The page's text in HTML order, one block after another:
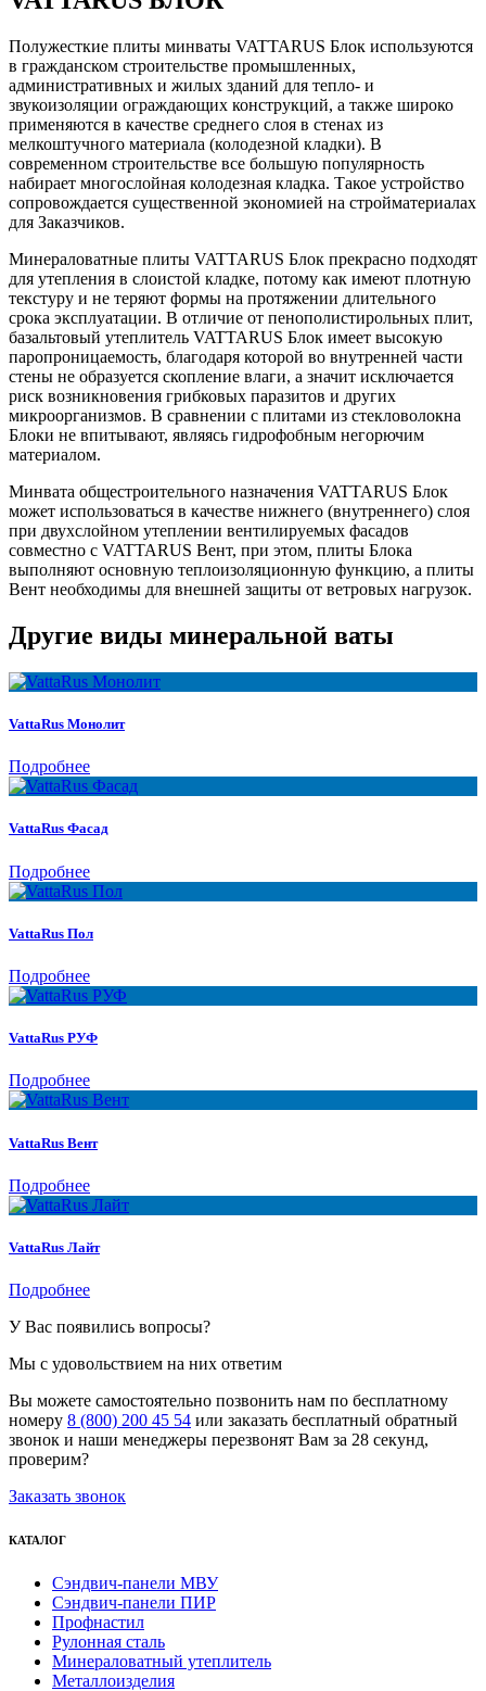
Полужесткие плиты минваты VATTARUS Блок используются
в гражданском строительстве промышленных,
административных и жилых зданий для тепло- и
звукоизоляции ограждающих конструкций, а также широко
применяются в качестве среднего слоя в стенах из
мелкоштучного материала (колодезной кладки). В
современном строительстве все большую популярность
набирает многослойная колодезная кладка. Такое устройство
сопровождается существенной экономией на стройматериалах
для Заказчиков.
Минераловатные плиты VATTARUS Блок прекрасно подходят
для утепления в слоистой кладке, потому как имеют плотную
текстуру и не теряют формы на протяжении длительного
срока эксплуатации. В отличие от пенополистирольных плит,
базальтовый утеплитель VATTARUS Блок имеет высокую
паропроницаемость, благодаря которой во внутренней части
стены не образуется скопление влаги, а значит исключается
риск возникновения грибковых паразитов и других
микроорганизмов. В сравнении с плитами из стекловолокна
Блоки не впитывают, являясь гидрофобным негорючим
материалом.
Минвата общестроительного назначения VATTARUS Блок
может использоваться в качестве нижнего (внутреннего) слоя
при двухслойном утеплении вентилируемых фасадов
совместно с VATTARUS Вент, при этом, плиты Блока
выполняют основную теплоизоляционную функцию, а плиты
Вент необходимы для внешней защиты от ветровых нагрузок.
Другие виды минеральной ваты
VattaRus Монолит
Подробнее
VattaRus Фасад
Подробнее
VattaRus Пол
Подробнее
VattaRus РУФ
Подробнее
VattaRus Вент
Подробнее
VattaRus Лайт
Подробнее
У Вас появились вопросы?
Мы с удовольствием на них ответим
Вы можете самостоятельно позвонить нам по бесплатному
номеру 8 (800) 200 45 54 или заказать бесплатный обратный
звонок и наши менеджеры перезвонят Вам за 28 секунд,
проверим?
Заказать звонок
КАТАЛОГ
Сэндвич-панели МВУ
Сэндвич-панели ПИР
Профнастил
Рулонная сталь
Минераловатный утеплитель
Металлоизделия